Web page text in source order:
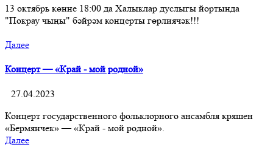
13 октябрь көнне 18:00 да Халыклар дуслыгы йортында
"Покрау чыңы" бәйрәм концерты гөрлиячәк!!!
Далее
Концерт — «Край - мой родной»
27.04.2023
Концерт государственного фольклорного ансамбля кряшен
«Бермянчек» — «Край - мой родной».
Далее